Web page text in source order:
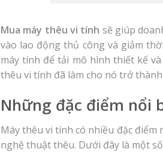
Mua máy thêu vi tính sẽ giúp
vào lao động thủ công và giảm
máy tính để tải mô hình thiết kế
thêu vi tính đã làm cho nó trở
Những đặc điểm nổi
Máy thêu vi tính có nhiều đặc
nghệ thuật thêu. Dưới đây là một